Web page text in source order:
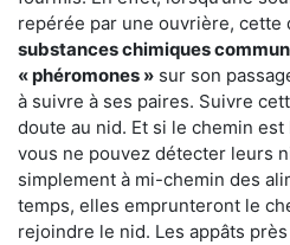
repérée par une ouvrière, cette
substances chimiques
« phéromones » sur son
à suivre à ses paires. Suivre
doute au nid. Et si le chemin
vous ne pouvez détecter leurs
simplement à mi-chemin des
temps, elles emprunteront le
rejoindre le nid. Les appâts